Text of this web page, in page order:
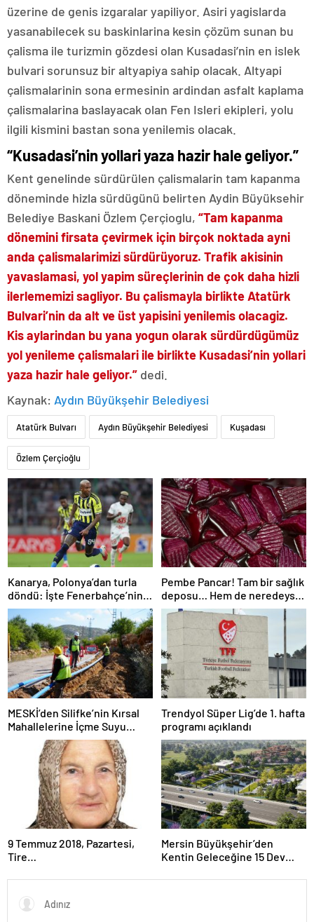
üzerine de genis izgaralar yapiliyor. Asiri yagislarda
yasanabilecek su baskinlarina kesin çözüm sunan bu
çalisma ile turizmin gözdesi olan Kusadasi’nin en islek
bulvari sorunsuz bir altyapiya sahip olacak. Altyapi
çalismalarinin sona ermesinin ardindan asfalt kaplama
çalismalarina baslayacak olan Fen Isleri ekipleri, yolu
ilgili kismini bastan sona yenilemis olacak.
“Kusadasi’nin yollari yaza hazir hale geliyor.”
Kent genelinde sürdürülen çalismalarin tam kapanma
döneminde hizla sürdügünü belirten Aydin Büyüksehir
Belediye Baskani Özlem Çerçioglu, “Tam kapanma
dönemini firsata çevirmek için birçok noktada ayni
anda çalismalarimizi sürdürüyoruz. Trafik akisinin
yavaslamasi, yol yapim süreçlerinin de çok daha hizli
ilerlememizi sagliyor. Bu çalismayla birlikte Atatürk
Bulvari’nin da alt ve üst yapisini yenilemis olacagiz.
Kis aylarindan bu yana yogun olarak sürdürdügümüz
yol yenileme çalismalari ile birlikte Kusadasi’nin yollari
yaza hazir hale geliyor.” dedi.
Kaynak: Aydın Büyükşehir Belediyesi
Atatürk Bulvarı Aydın Büyükşehir Belediyesi Kuşadası
Özlem Çerçioğlu
Kanarya, Polonya’dan turla
döndü: İşte Fenerbahçe’nin
yeni rakibi
Pembe Pancar! Tam bir sağlık
deposu… Hem de neredeyse
sıfır kalori
MESKİ’den Silifke’nin Kırsal
Mahallelerine İçme Suyu
Yatırımı
Trendyol Süper Lig’de 1. hafta
programı açıklandı
9 Temmuz 2018, Pazartesi,
Tire…
Mersin Büyükşehir’den
Kentin Geleceğine 15 Dev